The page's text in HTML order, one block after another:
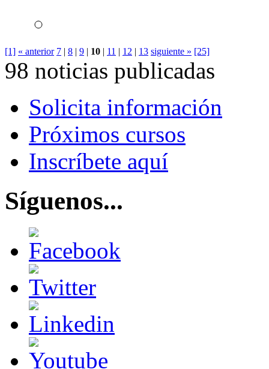
[1] « anterior 7 | 8 | 9 | 10 | 11 | 12 | 13 siguiente » [25]
98 noticias publicadas
Solicita información
Próximos cursos
Inscríbete aquí
Síguenos...